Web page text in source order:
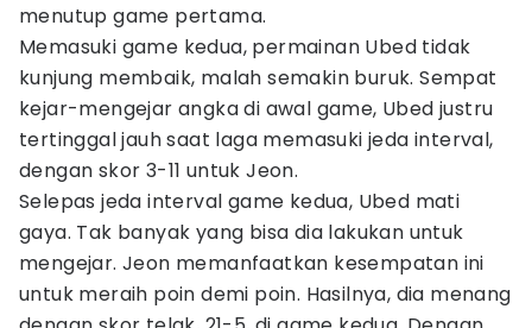
menutup game pertama.
Memasuki game kedua, permainan Ubed tidak
kunjung membaik, malah semakin buruk. Sempat
kejar-mengejar angka di awal game, Ubed justru
tertinggal jauh saat laga memasuki jeda interval,
dengan skor 3-11 untuk Jeon.
Selepas jeda interval game kedua, Ubed mati
gaya. Tak banyak yang bisa dia lakukan untuk
mengejar. Jeon memanfaatkan kesempatan ini
untuk meraih poin demi poin. Hasilnya, dia menang